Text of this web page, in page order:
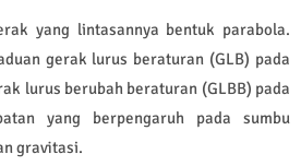
yang lintasannya bentuk parabola.
gerak lurus beraturan (GLB) pada
lurus berubah beraturan (GLBB) pada
yang berpengaruh pada sumbu
gravitasi.